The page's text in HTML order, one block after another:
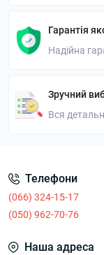
Гарантія
Надійна
Зручний
Вся
Телефони
(066) 324-15-17
(050) 962-70-76
Наша адреса